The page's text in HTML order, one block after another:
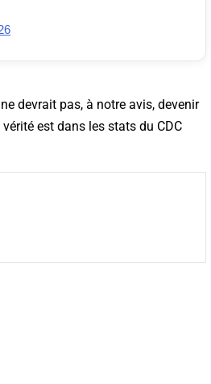
devrait pas, à notre avis, devenir
est dans les stats du CDC